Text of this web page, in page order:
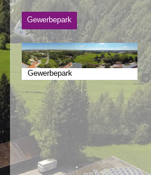
Gewerbepark
Gewerbepark